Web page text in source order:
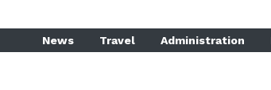
News Travel Administration